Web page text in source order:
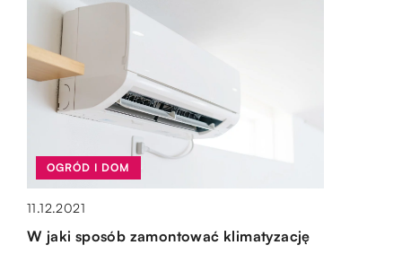
OGRÓD I DOM
15.10.2019
OGRÓD I DOM
11.12.2021
W jaki sposób zamontować klimatyzację
SPOSÓB ŻYCIA I STYL
19.02.2023
Do jakich celów można stosować
TECHNIKA I MOTORYZACJA
08.12.2020
Skup aut należy do jednej z metod sprzedaży